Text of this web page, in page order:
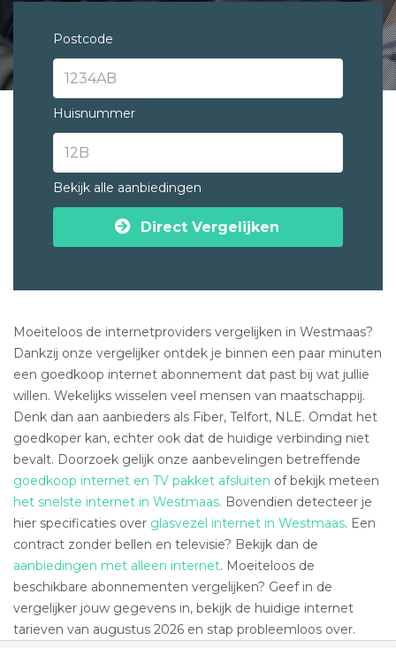
Postcode
Huisnummer
Bekijk alle aanbiedingen
Direct Vergelijken
Moeiteloos de internetproviders vergelijken in Westmaas?
Dankzij onze vergelijker ontdek je binnen een paar minuten
een goedkoop internet abonnement dat past bij wat jullie
willen. Wekelijks wisselen veel mensen van maatschappij.
Denk dan aan aanbieders als Fiber, Telfort, NLE. Omdat het
goedkoper kan, echter ook dat de huidige verbinding niet
bevalt. Doorzoek gelijk onze aanbevelingen betreffende
goedkoop internet en TV pakket afsluiten of bekijk meteen
het snelste internet in Westmaas. Bovendien detecteer je
hier specificaties over glasvezel internet in Westmaas. Een
contract zonder bellen en televisie? Bekijk dan de
aanbiedingen met alleen internet. Moeiteloos de
beschikbare abonnementen vergelijken? Geef in de
vergelijker jouw gegevens in, bekijk de huidige internet
tarieven van augustus 2026 en stap probleemloos over.